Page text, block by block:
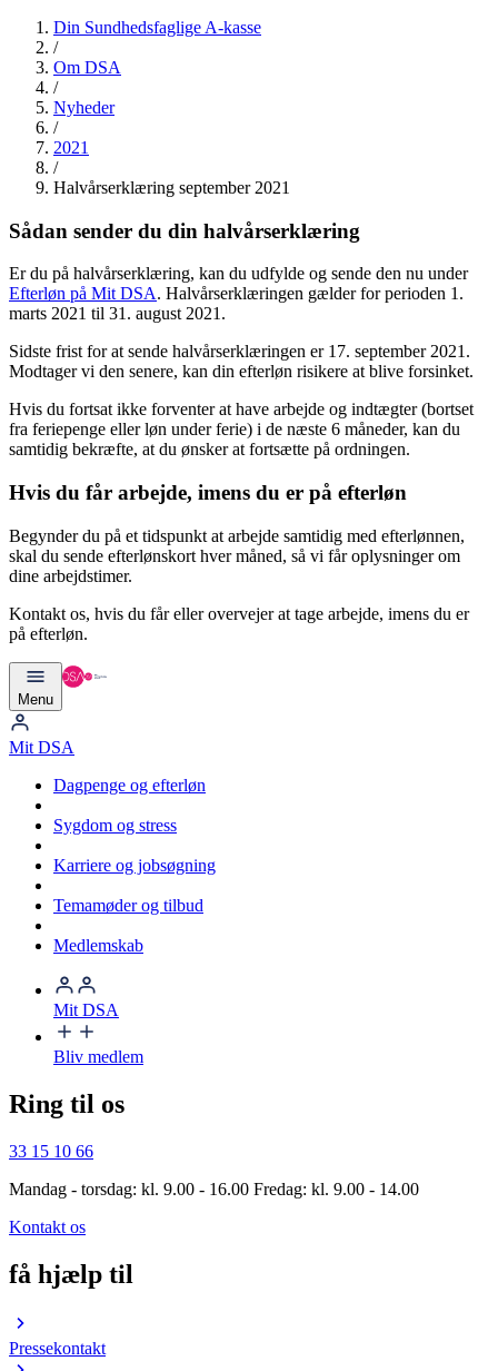
Din Sundhedsfaglige A-kasse
/
Om DSA
/
Nyheder
/
2021
/
Halvårserklæring september 2021
Sådan sender du din halvårserklæring
Er du på halvårserklæring, kan du udfylde og sende den nu under
Efterløn på Mit DSA. Halvårserklæringen gælder for perioden 1.
marts 2021 til 31. august 2021.
Sidste frist for at sende halvårserklæringen er 17. september 2021.
Modtager vi den senere, kan din efterløn risikere at blive forsinket.
Hvis du fortsat ikke forventer at have arbejde og indtægter (bortset
fra feriepenge eller løn under ferie) i de næste 6 måneder, kan du
samtidig bekræfte, at du ønsker at fortsætte på ordningen.
Hvis du får arbejde, imens du er på efterløn
Begynder du på et tidspunkt at arbejde samtidig med efterlønnen,
skal du sende efterlønskort hver måned, så vi får oplysninger om
dine arbejdstimer.
Kontakt os, hvis du får eller overvejer at tage arbejde, imens du er
på efterløn.
Menu
Mit DSA
Dagpenge og efterløn
Sygdom og stress
Karriere og jobsøgning
Temamøder og tilbud
Medlemskab
Mit DSA
Bliv medlem
Ring til os
33 15 10 66
Mandag - torsdag: kl. 9.00 - 16.00 Fredag: kl. 9.00 - 14.00
Kontakt os
få hjælp til
Pressekontakt